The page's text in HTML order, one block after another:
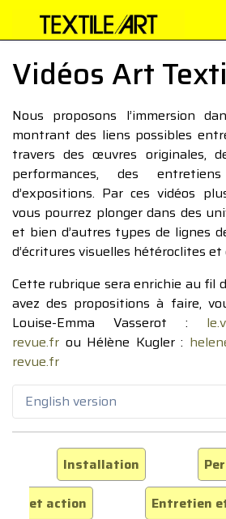
Vidéos Art
Nous proposons l’immersion
montrant des liens possibles
travers des œuvres originales,
performances, des
d’expositions. Par ces vidéos
vous pourrez plonger dans des
et bien d’autres types de lignes
d’écritures visuelles hétéroclites et
Cette rubrique sera enrichie au fil
avez des propositions à faire,
Louise-Emma Vasserot :
revue.fr ou Hélène Kugler :
revue.fr
English version
Installation
et action
Entretien